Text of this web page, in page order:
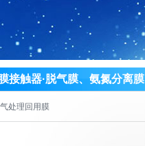
接触器·脱气膜、氨氮分离膜
处理回用膜